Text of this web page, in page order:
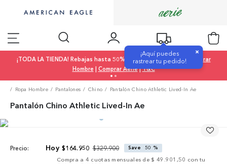
¡Aquí puedes
rastrear tu pedido!
×
¡TODA LA TIENDA! Rebajas hasta 50% OFF |Comprar Mujer|
Comprar
Hombre | Comprar Aerie|T&C
Ropa Hombre Pantalones Chino Pantalón Chino Athletic Lived-In Ae
Pantalón Chino Athletic Lived-In Ae
Precio: $164. 950 $329.900 Save 50 %
Compra a 4 cuotas mensuales de $ 49.901,50 con tu